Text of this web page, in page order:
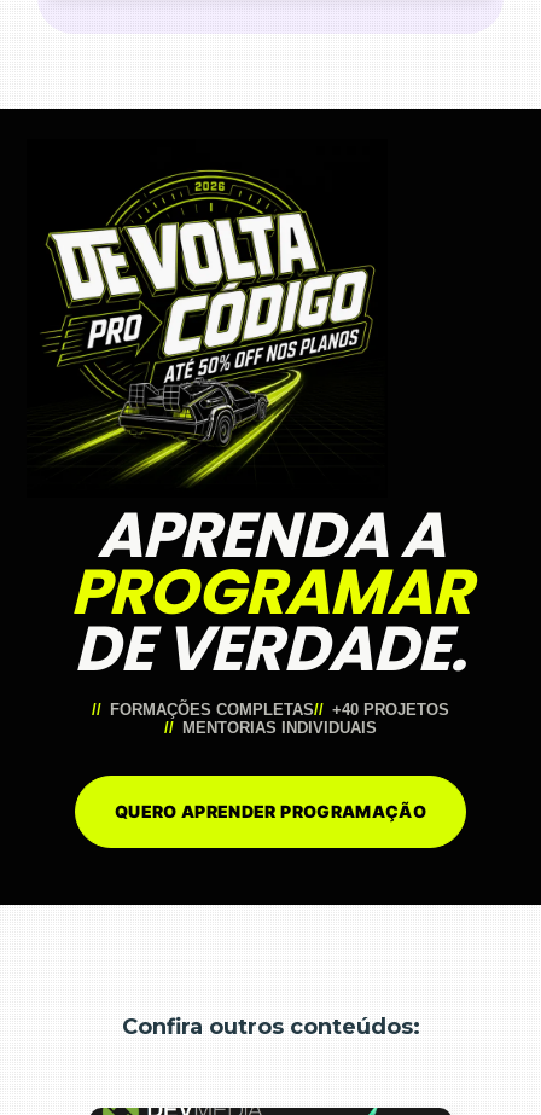
APRENDA A
PROGRAMAR
DE VERDADE.
FORMAÇÕES COMPLETAS
+40 PROJETOS
MENTORIAS INDIVIDUAIS
QUERO APRENDER PROGRAMAÇÃO
Confira outros conteúdos: